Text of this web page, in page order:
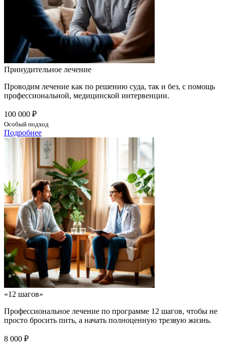
Принудительное лечение
Проводим лечение как по решению суда, так и без, с помощь
профессиональной, медицинской интервенции.
100 000 ₽
Особый подход
Подробнее
«12 шагов»
Профессиональное лечение по программе 12 шагов, чтобы не
просто бросить пить, а начать полноценную трезвую жизнь.
8 000 ₽